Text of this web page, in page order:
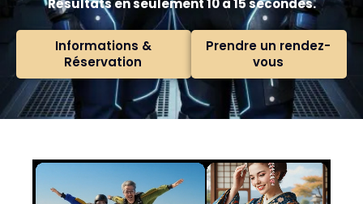
Résultats en seulement 10 à 15 secondes.
Informations &
Réservation
Prendre un rendez-
vous